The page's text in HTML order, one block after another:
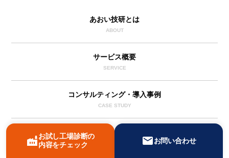
factory お試し工場診断の
内容をチェック
mailお問い合わせ
あおい技研とは
ABOUT
サービス概要
SERVICE
コンサルティング・導入事例
CASE STUDY
採用情報